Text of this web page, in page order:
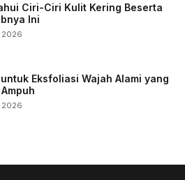
Ciri-Ciri Kulit Kering Beserta
Ini
2026
Eksfoliasi Wajah Alami yang
2026